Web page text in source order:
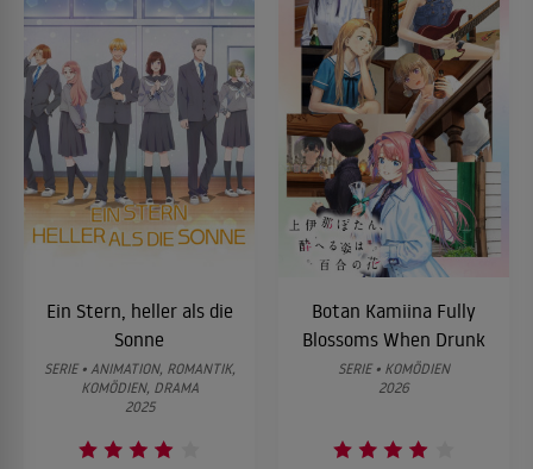
Ein Stern, heller als die
Sonne
SERIE • ANIMATION, ROMANTIK,
KOMÖDIEN, DRAMA
2025
Botan Kamiina Fully
Blossoms When Drunk
SERIE • KOMÖDIEN
2026